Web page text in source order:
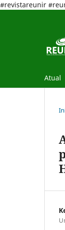
#revistareunir
Atual